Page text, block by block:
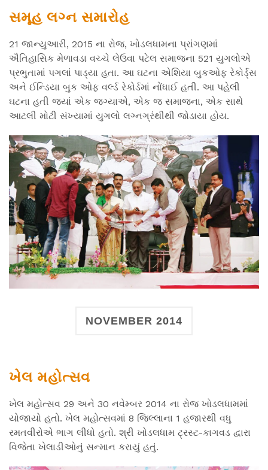
સમૂહ લગ્ન સમારોહ
21 જાન્યુઆરી, 2015 ના રોજ, ખોડલધામના પ્રાંગણમાં
ઐતિહાસિક મેળાવડા વચ્ચે લેઉવા પટેલ સમાજના 521 યુગલોએ
પ્રભુતામાં પગલાં પાડ્યા હતા. આ ઘટના એશિયા બુકઓફ રેકોર્ડ્સ
અને ઈન્ડિયા બુક ઓફ વર્લ્ડ રેકોર્ડમાં નોંધાઈ હતી. આ પહેલી
ઘટના હતી જ્યાં એક જગ્યાએ, એક જ સમાજના, એક સાથે
આટલી મોટી સંખ્યામાં યુગલો લગ્નગ્રંથીથી જોડાયા હોય.
NOVEMBER 2014
ખેલ મહોત્સવ
ખેલ મહોત્સવ 29 અને 30 નવેમ્બર 2014 ના રોજ ખોડલધામમાં
યોજાયો હતો. ખેલ મહોત્સવમાં 8 જિલ્લાના 1 હજારથી વધુ
રમતવીરોએ ભાગ લીધો હતો. શ્રી ખોડલધામ ટ્રસ્ટ-કાગવડ દ્વારા
વિજેતા ખેલાડીઓનું સન્માન કરાયું હતું.